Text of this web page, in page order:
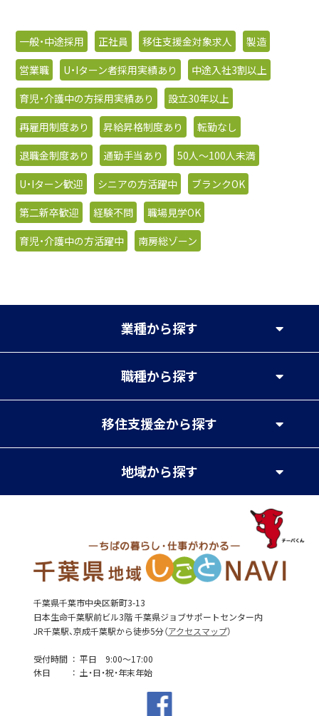
一般・中途採用 正社員 移住支援金対象求人
製造
営業職
U・Iターン者採用実績あり
中途入社3割以上
育児・介護中の方採用実績あり
設立30年以上
再雇用制度あり
昇給昇格制度あり
転勤なし
退職金制度あり
通勤手当あり
50人〜100人未満
U・Iターン歓迎
シニアの方活躍中
ブランクOK
第二新卒歓迎
経験不問
職場見学OK
育児・介護中の方活躍中
南房総ゾーン
業種から探す
職種から探す
移住支援金から探す
地域から探す
千葉県千葉市中央区新町3-13
日本生命千葉駅前ビル3階 千葉県ジョブサポートセンター内
JR千葉駅、京成千葉駅から徒歩5分（アクセスマップ）
受付時間
平日 9:00～17:00
休日
土・日・祝・年末年始